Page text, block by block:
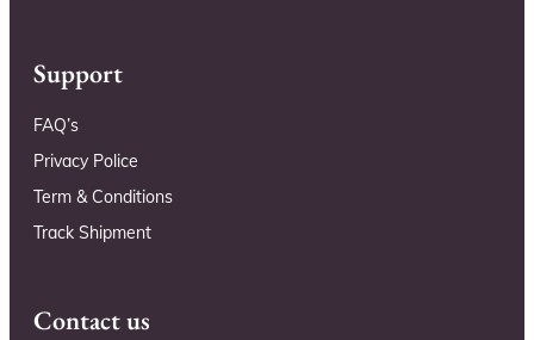
Support
FAQ’s
Privacy Police
Term & Conditions
Track Shipment
Contact us